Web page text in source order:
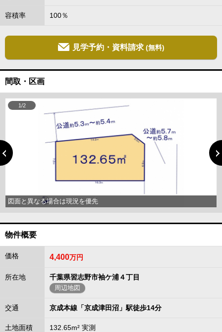
容積率 100％
見学予約・資料請求 (無料)
間取・区画
図面と異なる場合は現況を優先
1/2
物件概要
価格 4,400万円
所在地 千葉県習志野市袖ケ浦４丁目
周辺地図
交通 京成本線「京成津田沼」駅徒歩14分
土地面積 132.65m² 実測